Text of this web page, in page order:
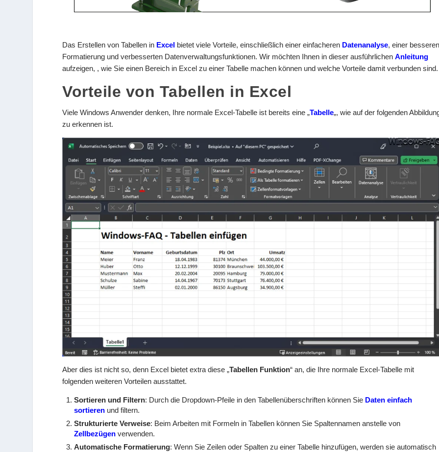
Das Erstellen von Tabellen in Excel bietet viele Vorteile, einschließlich einer einfacheren Datenanalyse, einer
Formatierung und verbesserten Datenverwaltungsfunktionen. Wir möchten Ihnen in dieser ausführlichenAnleitung
aufzeigen, , wie Sie einen Bereich in Excel zu einer Tabelle machen können und welche Vorteile damit verbunden sind.
Vorteile von Tabellen in Excel
Viele Windows Anwender denken, Ihre normale Excel-Tabelle ist bereits eine „Tabelle„, wie auf der folgenden
zu erkennen ist.
Aber dies ist nicht so, denn Excel bietet extra diese „Tabellen Funktion“ an, die Ihre normale Excel-Tabelle mit
folgenden weiteren Vorteilen ausstattet.
Sortieren und Filtern: Durch die Dropdown-Pfeile in den Tabellenüberschriften können Sie Daten einfach
sortieren und filtern.
Strukturierte Verweise: Beim Arbeiten mit Formeln in Tabellen können Sie Spaltennamen anstelle von
Zellbezügen verwenden.
Automatische Formatierung: Wenn Sie Zeilen oder Spalten zu einer Tabelle hinzufügen, werden sie automatisch